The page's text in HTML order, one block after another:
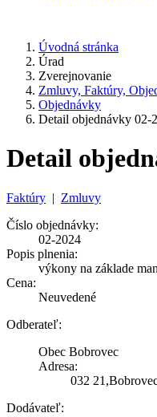
Úvodná stránka
Úrad
Zverejnovanie
Zmluvy, Faktúry,
Objednávky
Detail objednávky 02-
Detail
Faktúry | Zmluvy
Číslo objednávky:
02-2024
Popis plnenia:
výkony na základe
Cena:
Neuvedené
Odberateľ:
Obec Bobrovec
Adresa:
032
Dodávateľ: